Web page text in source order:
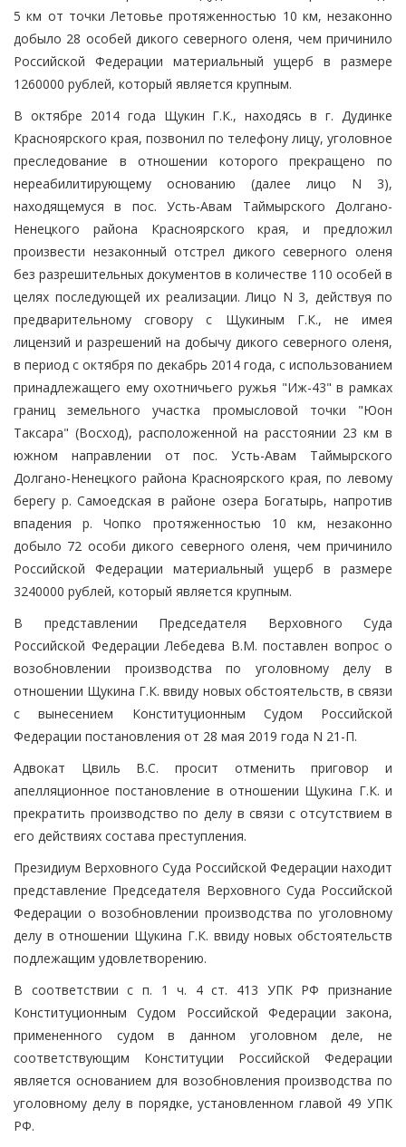
5 км от точки Летовье протяженностью 10 км, незаконно
добыло 28 особей дикого северного оленя, чем причинило
Российской Федерации материальный ущерб в размере
1260000 рублей, который является крупным.
В октябре 2014 года Щукин Г.К., находясь в г. Дудинке
Красноярского края, позвонил по телефону лицу, уголовное
преследование в отношении которого прекращено по
нереабилитирующему основанию (далее лицо N 3),
находящемуся в пос. Усть-Авам Таймырского Долгано-
Ненецкого района Красноярского края, и предложил
произвести незаконный отстрел дикого северного оленя
без разрешительных документов в количестве 110 особей в
целях последующей их реализации. Лицо N 3, действуя по
предварительному сговору с Щукиным Г.К., не имея
лицензий и разрешений на добычу дикого северного оленя,
в период с октября по декабрь 2014 года, с использованием
принадлежащего ему охотничьего ружья "Иж-43" в рамках
границ земельного участка промысловой точки "Юон
Таксара" (Восход), расположенной на расстоянии 23 км в
южном направлении от пос. Усть-Авам Таймырского
Долгано-Ненецкого района Красноярского края, по левому
берегу р. Самоедская в районе озера Богатырь, напротив
впадения р. Чопко протяженностью 10 км, незаконно
добыло 72 особи дикого северного оленя, чем причинило
Российской Федерации материальный ущерб в размере
3240000 рублей, который является крупным.
В представлении Председателя Верховного Суда
Российской Федерации Лебедева В.М. поставлен вопрос о
возобновлении производства по уголовному делу в
отношении Щукина Г.К. ввиду новых обстоятельств, в связи
с вынесением Конституционным Судом Российской
Федерации постановления от 28 мая 2019 года N 21-П.
Адвокат Цвиль В.С. просит отменить приговор и
апелляционное постановление в отношении Щукина Г.К. и
прекратить производство по делу в связи с отсутствием в
его действиях состава преступления.
Президиум Верховного Суда Российской Федерации находит
представление Председателя Верховного Суда Российской
Федерации о возобновлении производства по уголовному
делу в отношении Щукина Г.К. ввиду новых обстоятельств
подлежащим удовлетворению.
В соответствии с п. 1 ч. 4 ст. 413 УПК РФ признание
Конституционным Судом Российской Федерации закона,
примененного судом в данном уголовном деле, не
соответствующим Конституции Российской Федерации
является основанием для возобновления производства по
уголовному делу в порядке, установленном главой 49 УПК
РФ.